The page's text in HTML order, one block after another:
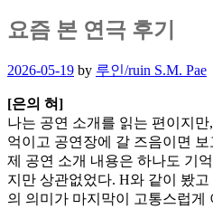
요즘 본 연극 후기
Posted
2026-05-19 by 루인/ruin S.M. Pae
[은의 혀]
나는 공연 소개를 읽는 편이지만
억이고 공연장에 갈 즈음이면
제 공연 소개 내용은 하나도 기
지만 상관없었다. H와 같이 봤
의 의미가 마지막이 고통스럽게